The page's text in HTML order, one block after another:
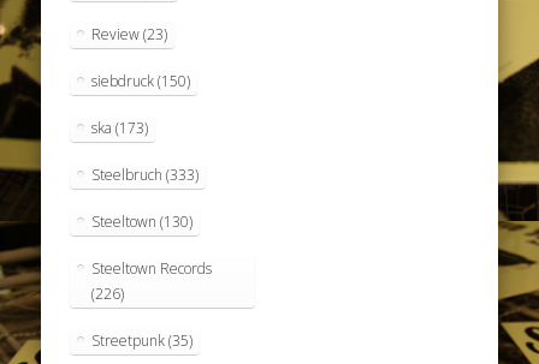
Review(23)
siebdruck(150)
ska (173)
Steelbruch (333)
Steeltown (130)
Steeltown Records
(226)
Streetpunk(35)